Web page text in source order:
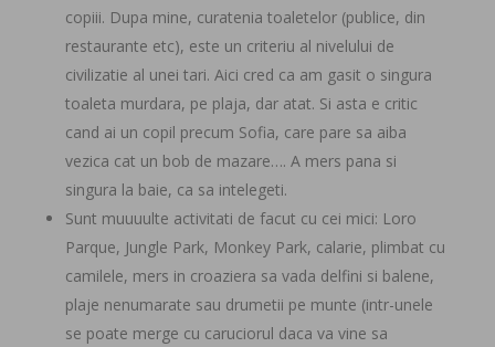
copiii. Dupa mine, curatenia toaletelor (publice, din
restaurante etc), este un criteriu al nivelului de
civilizatie al unei tari. Aici cred ca am gasit o singura
toaleta murdara, pe plaja, dar atat. Si asta e critic
cand ai un copil precum Sofia, care pare sa aiba
vezica cat un bob de mazare…. A mers pana si
singura la baie, ca sa intelegeti.
Sunt muuuulte activitati de facut cu cei mici: Loro
Parque, Jungle Park, Monkey Park, calarie, plimbat cu
camilele, mers in croaziera sa vada delfini si balene,
plaje nenumarate sau drumetii pe munte (intr-unele
se poate merge cu caruciorul daca va vine sa